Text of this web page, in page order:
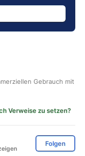
Gebrauch mit
Verweise zu setzen?
Folgen